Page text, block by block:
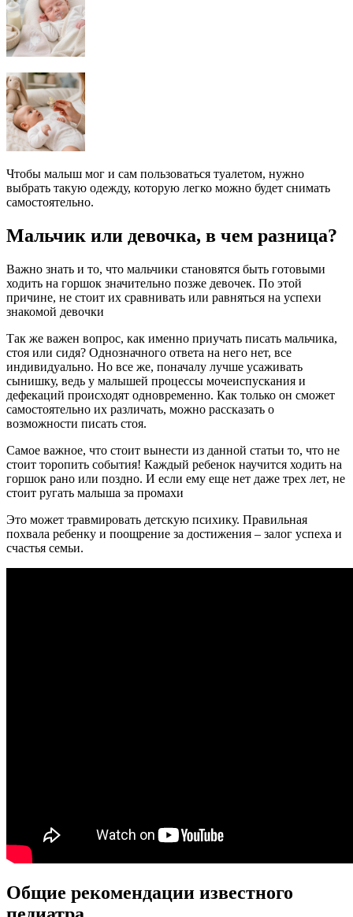
Чтобы малыш мог и сам пользоваться туалетом, нужно
выбрать такую одежду, которую легко можно будет снимать
самостоятельно.
Мальчик или девочка, в чем разница?
Важно знать и то, что мальчики становятся быть готовыми
ходить на горшок значительно позже девочек. По этой
причине, не стоит их сравнивать или равняться на успехи
знакомой девочки
Так же важен вопрос, как именно приучать писать мальчика,
стоя или сидя? Однозначного ответа на него нет, все
индивидуально. Но все же, поначалу лучше усаживать
сынишку, ведь у малышей процессы мочеиспускания и
дефекаций происходят одновременно. Как только он сможет
самостоятельно их различать, можно рассказать о
возможности писать стоя.
Самое важное, что стоит вынести из данной статьи то, что не
стоит торопить события! Каждый ребенок научится ходить на
горшок рано или поздно. И если ему еще нет даже трех лет, не
стоит ругать малыша за промахи
Это может травмировать детскую психику. Правильная
похвала ребенку и поощрение за достижения – залог успеха и
счастья семьи.
Общие рекомендации известного